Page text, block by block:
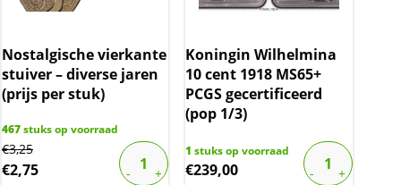
Nostalgische vierkante
stuiver – diverse jaren
(prijs per stuk)
467stuks op voorraad
€3,25
Original
price
€2,75
Current
price
Koningin Wilhelmina
10 cent 1918 MS65+
PCGS gecertificeerd
(pop 1/3)
1 stuks op voorraad
€239,00